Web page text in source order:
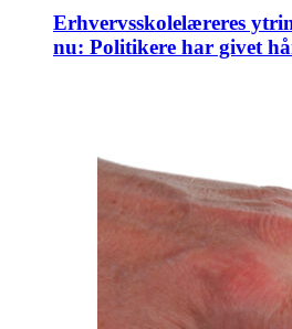
Erhvervsskolelæreres
nu: Politikere har givet